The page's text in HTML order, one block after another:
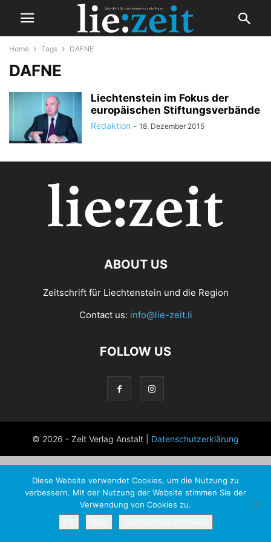
Home Tags DAFNE
DAFNE
Liechtenstein im Fokus der
europäischen Stiftungsverbände
Redaktion - 18. Dezember 2015
ABOUT US
Zeitschrift für Liechtenstein und die Region
Contact us: info@lie-zeit.li
FOLLOW US
© 2026 - Zeit Verlag Anstalt | Datenschutzerklärung
Diese Website verwendet Cookies, um die Nutzung zu
verbessern. Mit der Nutzung der Website stimmen Sie der
Verwendung von Cookies zu.